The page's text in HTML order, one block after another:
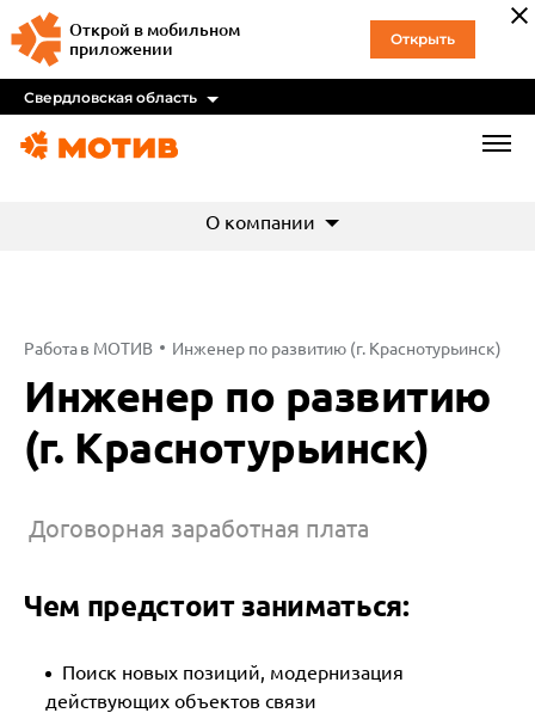
Открой в мобильном
приложении
Открыть
Свердловская область
Работа в МОТИВ Инженер по развитию (г. Краснотурьинск)
Инженер по развитию
(г. Краснотурьинск)
Договорная заработная плата
Чем предстоит заниматься:
Поиск новых позиций, модернизация
действующих объектов связи
О компании